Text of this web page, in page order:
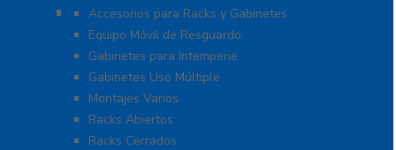
Racks y Gabinetes
Accesorios para Racks y Gabinetes
Equipo Móvil de Resguardo
Gabinetes para Intemperie
Gabinetes Uso Múltiple
Montajes Varios
Racks Abiertos
Racks Cerrados